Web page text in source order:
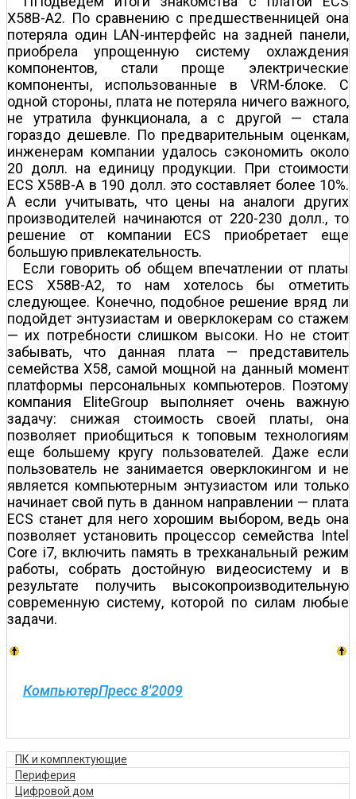
X58B-A2. По сравнению с предшественницей она
потеряла один LAN-интерфейс на задней панели,
приобрела упрощенную систему охлаждения
компонентов, стали проще электрические
компоненты, использованные в VRM-блоке. С
одной стороны, плата не потеряла ничего важного,
не утратила функционала, а с другой — стала
гораздо дешевле. По предварительным оценкам,
инженерам компании удалось сэкономить около
20 долл. на единицу продукции. При стоимости
ECS X58B-A в 190 долл. это составляет более 10%.
А если учитывать, что цены на аналоги других
производителей начинаются от 220-230 долл., то
решение от компании ECS приобретает еще
большую привлекательность.
Если говорить об общем впечатлении от платы
ECS X58B-A2, то нам хотелось бы отметить
следующее. Конечно, подобное решение вряд ли
подойдет энтузиастам и оверклокерам со стажем
— их потребности слишком высоки. Но не стоит
забывать, что данная плата — представитель
семейства X58, самой мощной на данный момент
платформы персональных компьютеров. Поэтому
компания EliteGroup выполняет очень важную
задачу: снижая стоимость своей платы, она
позволяет приобщиться к топовым технологиям
еще большему кругу пользователей. Даже если
пользователь не занимается оверклокингом и не
является компьютерным энтузиастом или только
начинает свой путь в данном направлении — плата
ECS станет для него хорошим выбором, ведь она
позволяет установить процессор семейства Intel
Core i7, включить память в трехканальный режим
работы, собрать достойную видеосистему и в
результате получить высокопроизводительную
современную систему, которой по силам любые
задачи.
КомпьютерПресс 8'2009
ПК и комплектующие
Периферия
Цифровой дом